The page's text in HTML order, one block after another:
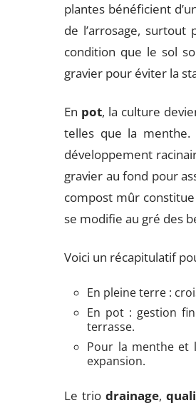
plantes bénéficient
de l’arrosage,
condition que le sol
gravier pour éviter la
En pot, la culture
telles que la menthe.
développement
gravier au fond pour
compost mûr
se modifie au gré des
Voici un récapitulatif
En pleine terre :
En pot : gestion
terrasse.
Pour la menthe et
expansion.
Le trio drainage,